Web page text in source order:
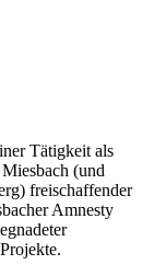
Tätigkeit als
(und
freischaffender
Amnesty